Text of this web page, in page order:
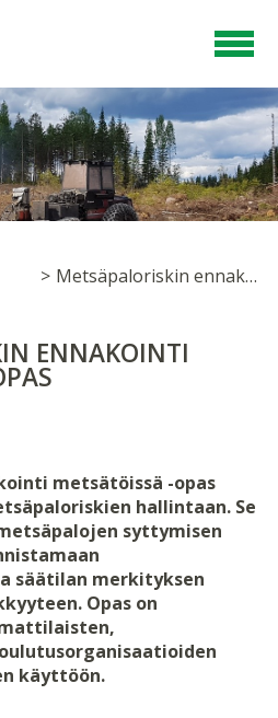
> Metsäpaloriskin ennakointi metsätöissä -opas
ENNAKOINTI
metsätöissä -opas
hallintaan. Se
syttymisen
säätilan merkityksen
Opas on
käyttöön.